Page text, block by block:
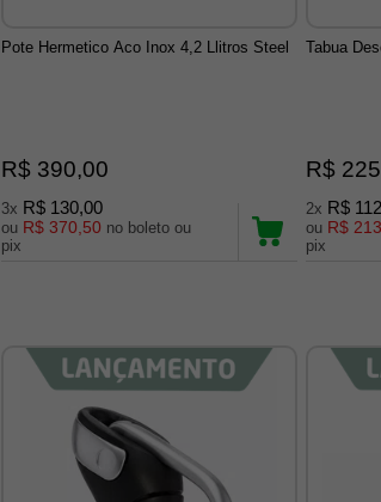
Pote Hermetico Aco Inox 4,2 Llitros Steel
R$ 390,00
3x R$ 130,00
ou R$ 370,50 no boleto ou
pix
Tabua
R$
2x R$
ou R$
pix